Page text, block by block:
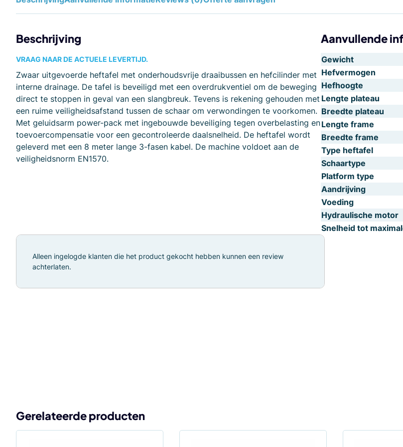
Beschrijving
VRAAG NAAR DE ACTUELE LEVERTIJD.
Zwaar uitgevoerde heftafel met onderhoudsvrije draaibussen en hefcilinder met
interne drainage. De tafel is beveiligd met een overdrukventiel om de beweging
direct te stoppen in geval van een slangbreuk. Tevens is rekening gehouden met
een ruime veiligheidsafstand tussen de schaar om verwondingen te voorkomen.
Met geluidsarm power-pack met ingebouwde beveiliging tegen overbelasting en
toevoercompensatie voor een gecontroleerde daalsnelheid. De heftafel wordt
geleverd met een 8 meter lange 3-fasen kabel. De machine voldoet aan de
veiligheidsnorm EN1570.
Aanvullende
Gewicht
Hefvermogen
Hefhoogte
Lengte plateau
Breedte plateau
Lengte frame
Breedte frame
Type heftafel
Schaartype
Platform type
Aandrijving
Voeding
Hydraulische motor
Snelheid tot
Alleen ingelogde klanten die het product gekocht hebben kunnen een review
achterlaten.
Gerelateerde producten